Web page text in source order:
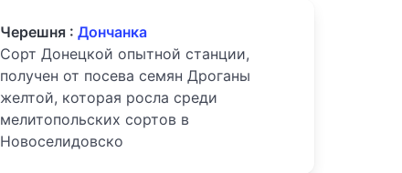
Черешня : Дончанка
Сорт Донецкой опытной станции,
получен от посева семян Дроганы
желтой, которая росла среди
мелитопольских сортов в
Новоселидовско